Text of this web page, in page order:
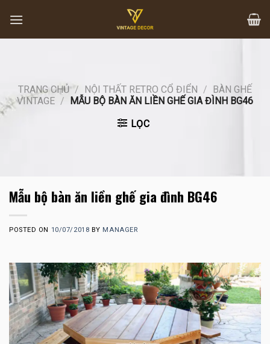
content
TRANG CHỦ / NỘI THẤT RETRO CỔ ĐIỂN / BÀN GHẾ
VINTAGE /
MẪU BỘ BÀN ĂN LIỀN GHẾ GIA ĐÌNH BG46
LỌC
Mẫu bộ bàn ăn liền ghế gia đình BG46
POSTED ON 10/07/2018 BY MANAGER